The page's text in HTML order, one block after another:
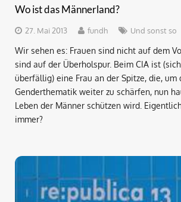
Wo ist das Männerland?
27. Mai 2013 fundh Und sonst so
Wir sehen es: Frauen sind nicht auf dem
sind auf der Überholspur. Beim CIA ist
überfällig) eine Frau an der Spitze, die, um
Genderthematik weiter zu schärfen, nun
Leben der Männer schützen wird.
immer?